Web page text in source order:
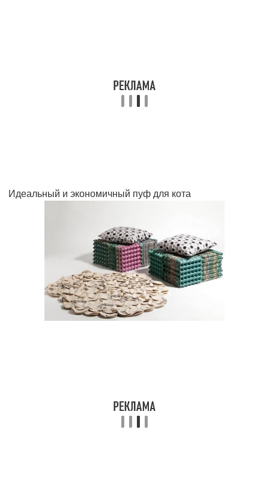
Идеальный и экономичный пуф для кота